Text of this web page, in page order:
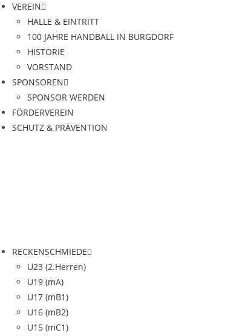
VEREIN
HALLE & EINTRITT
100 JAHRE HANDBALL IN BURGDORF
HISTORIE
VORSTAND
SPONSOREN
SPONSOR WERDEN
FÖRDERVEREIN
SCHUTZ & PRÄVENTION
RECKENSCHMIEDE
U23 (2.Herren)
U19 (mA)
U17 (mB1)
U16 (mB2)
U15 (mC1)